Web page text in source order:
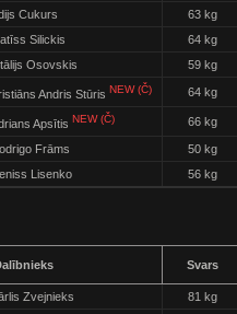
Cukurs 63 kg
Silickis 64 kg
Osovskis 59 kg
Andris Stūris NEW (Č) 64 kg
Apsītis NEW (Č) 66 kg
Frāms 50 kg
Lisenko 56 kg
Svars
Zvejnieks 81 kg